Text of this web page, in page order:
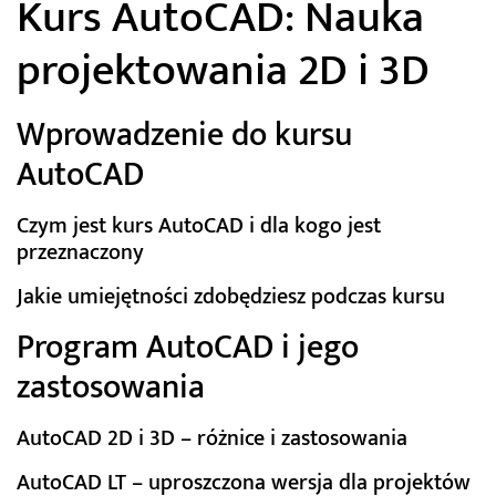
Kurs AutoCAD: Nauka
projektowania 2D i 3D
Wprowadzenie do kursu
AutoCAD
Czym jest kurs AutoCAD i dla kogo jest
przeznaczony
Jakie umiejętności zdobędziesz podczas kursu
Program AutoCAD i jego
zastosowania
AutoCAD 2D i 3D – różnice i zastosowania
AutoCAD LT – uproszczona wersja dla projektów